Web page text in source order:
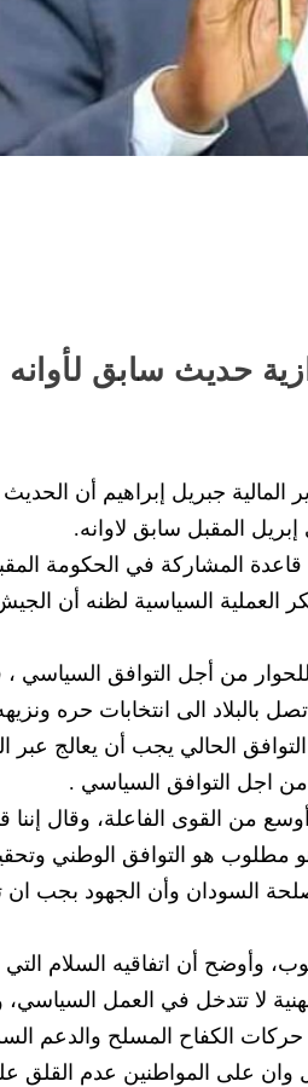
حديث سابق لأوانه
المالية جبريل إبراهيم أن
المقبل سابق لاوانه.
المشاركة في الحكومة
العملية السياسية لظنه أن
من أجل التوافق السياسي
الى انتخابات حره ونزيهه
الحالي يجب أن يعالج عبر
اجل التوافق السياسي .
القوى الفاعلة، وقال إننا
هو التوافق الوطني
السودان وأن الجهود بجب
وأوضح أن اتفاقيه السلام التي
لا تتدخل في العمل السياسي،
الكفاح المسلح والدعم
على المواطنين عدم القلق